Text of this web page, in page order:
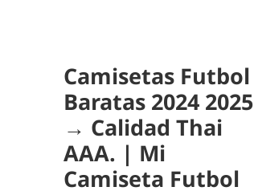
Camisetas Futbol
Baratas 2024 2025
→ Calidad Thai
AAA. | Mi
Camiseta Futbol